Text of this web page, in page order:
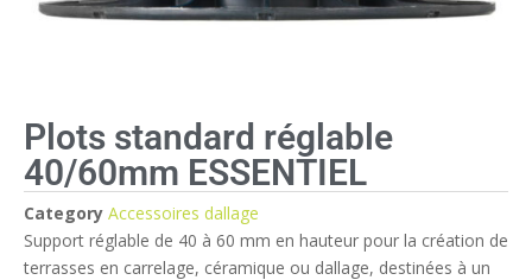
Plots standard réglable
40/60mm ESSENTIEL
Category Accessoires dallage
Support réglable de 40 à 60 mm en hauteur pour la création de
terrasses en carrelage, céramique ou dallage, destinées à un